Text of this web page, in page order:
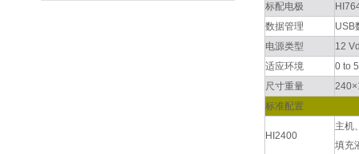
标配电极
数据管理
USB
电源类型
12
适应环境
0 to
尺寸重量
标准配置
HI2400
主机
填充